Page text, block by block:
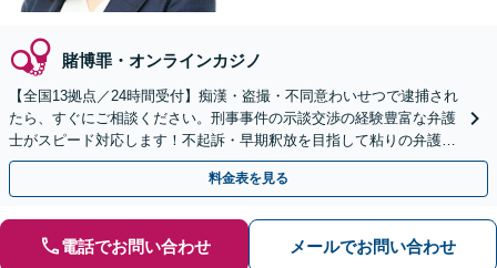
賭博罪・オンラインカジノ
【全国13拠点／24時間受付】痴漢・盗撮・不同意わいせつで逮捕され
たら、すぐにご相談ください。刑事事件の示談交渉の経験豊富な弁護
士がスピード対応します！不起訴・早期釈放を目指して粘りの弁護活
動を行います。
料金表を見る
電話でお問い合わせ メールでお問い合わせ